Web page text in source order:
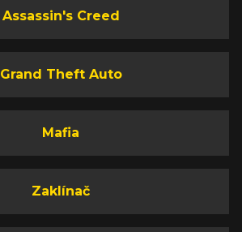
Assassin's Creed
Grand Theft Auto
Mafia
Zaklínač